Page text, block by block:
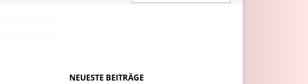
NEUESTE BEITRÄGE